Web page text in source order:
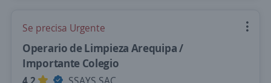
Se precisa Urgente
Operario de Limpieza Arequipa /
Importante Colegio